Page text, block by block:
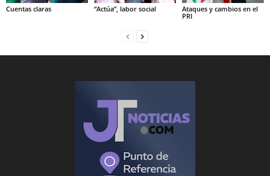
Cuentas claras “Actúa”, labor social
Ataques y cambios en el
PRI